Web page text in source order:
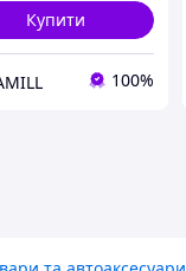
Купити
100%